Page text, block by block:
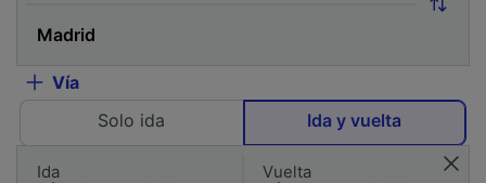
Vía
Solo ida
Ida y vuelta
Ida Vuelta